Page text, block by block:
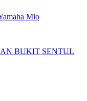
Mio
BUKIT SENTUL